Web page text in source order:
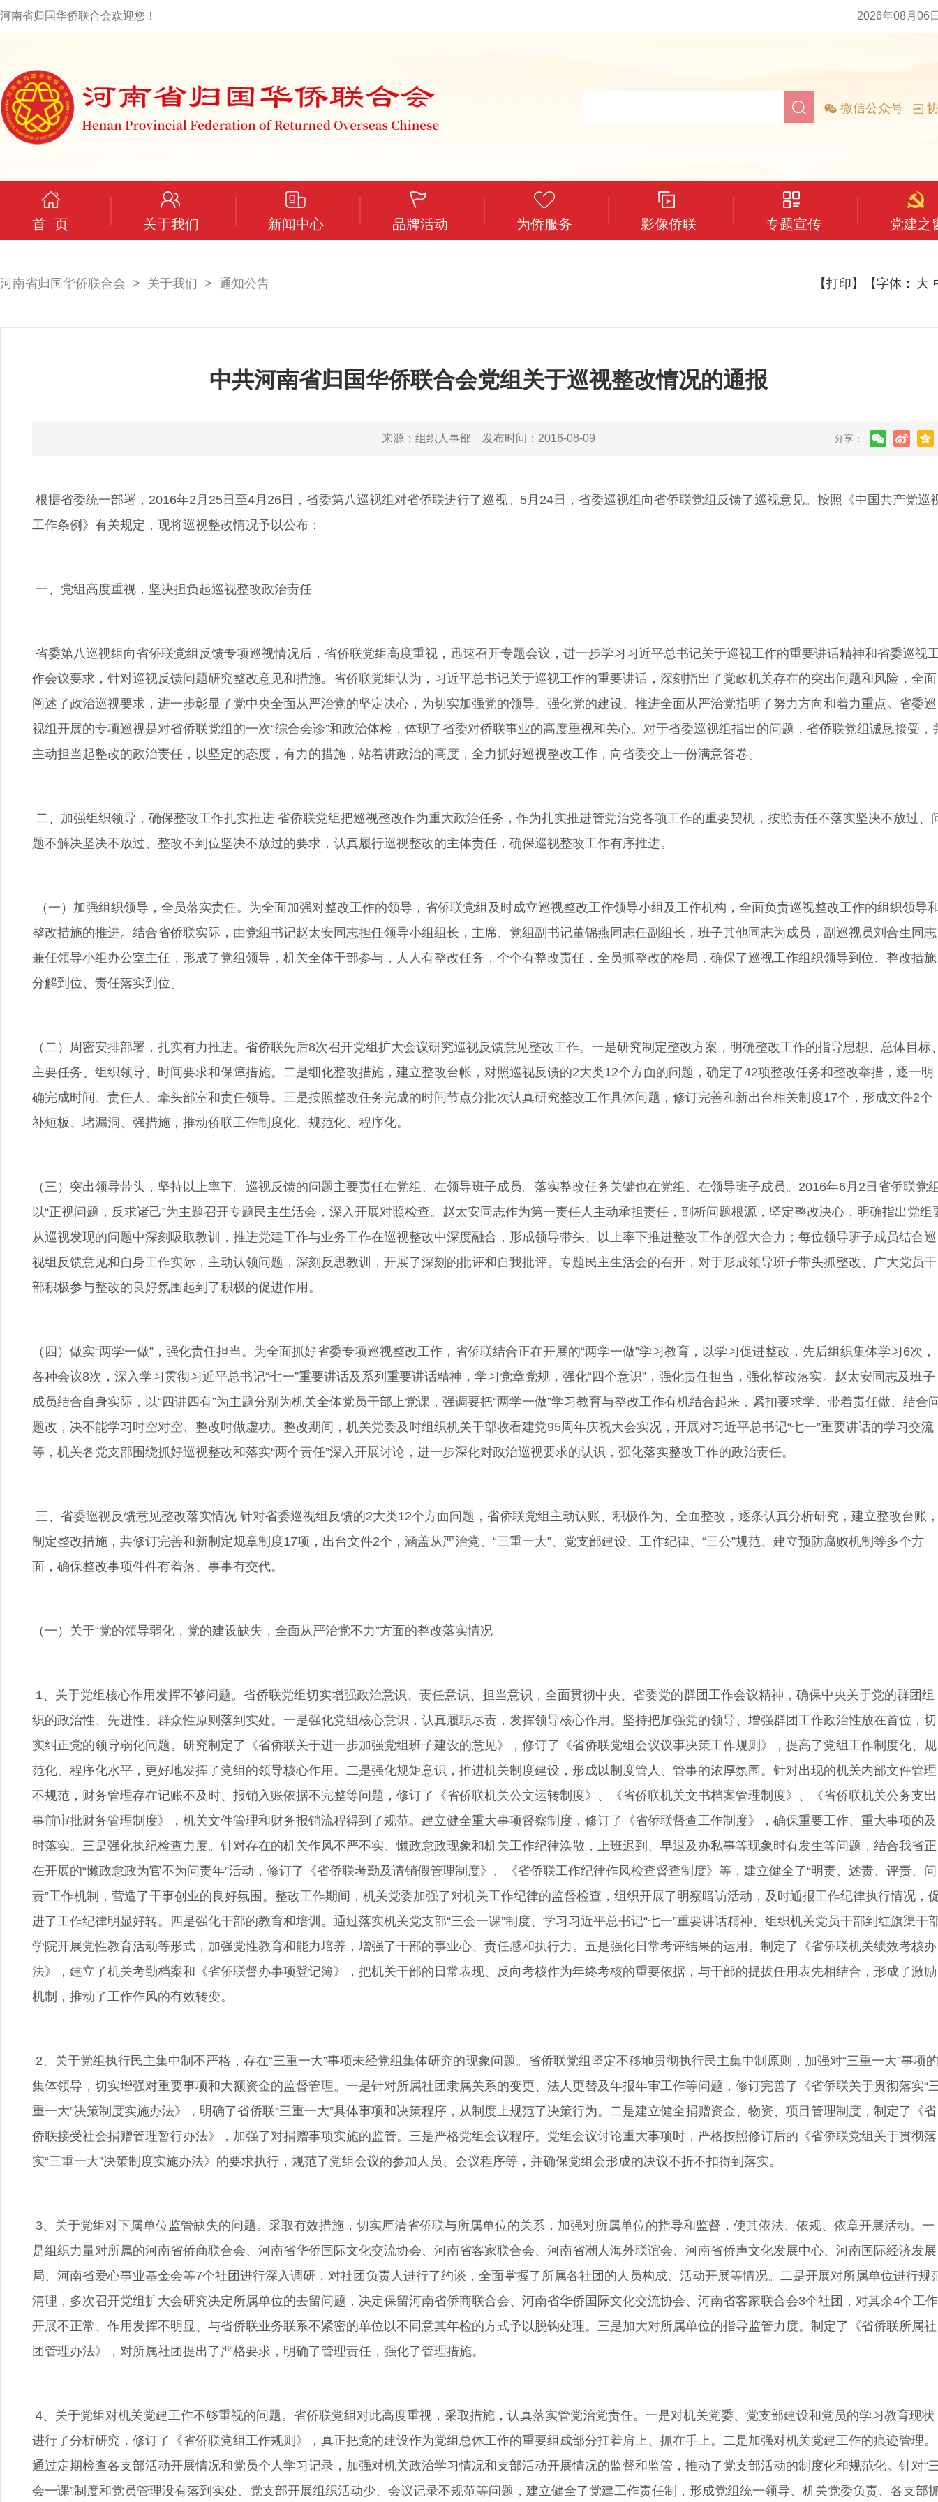
河南省归国华侨联合会欢迎您！ 2026年08月06
微信公众号
首 页 关于我们 新闻中心 品牌活动 为侨服务 影像侨联 专题宣传 党建之
河南省归国华侨联合会 关于我们 通知公告 【打印】 【字体： 大
中共河南省归国华侨联合会党组关于巡视整改情况的通报
来源： 组织人事部 发布时间： 2016-08-09 分享：
根据省委统一部署，2016年2月25日至4月26日，省委第八巡视组对省侨联进行了巡视。5月24日，省委巡视组向省侨联党组反馈了巡视意见。按照《中国共产党巡
工作条例》有关规定，现将巡视整改情况予以公布：
一、党组高度重视，坚决担负起巡视整改政治责任
省委第八巡视组向省侨联党组反馈专项巡视情况后，省侨联党组高度重视，迅速召开专题会议，进一步学习习近平总书记关于巡视工作的重要讲话精神和省委巡视
作会议要求，针对巡视反馈问题研究整改意见和措施。省侨联党组认为，习近平总书记关于巡视工作的重要讲话，深刻指出了党政机关存在的突出问题和风险，全面
阐述了政治巡视要求，进一步彰显了党中央全面从严治党的坚定决心，为切实加强党的领导、强化党的建设、推进全面从严治党指明了努力方向和着力重点。省委巡
视组开展的专项巡视是对省侨联党组的一次“综合会诊”和政治体检，体现了省委对侨联事业的高度重视和关心。对于省委巡视组指出的问题，省侨联党组诚恳接受，
主动担当起整改的政治责任，以坚定的态度，有力的措施，站着讲政治的高度，全力抓好巡视整改工作，向省委交上一份满意答卷。
二、加强组织领导，确保整改工作扎实推进 省侨联党组把巡视整改作为重大政治任务，作为扎实推进管党治党各项工作的重要契机，按照责任不落实坚决不放过、
题不解决坚决不放过、整改不到位坚决不放过的要求，认真履行巡视整改的主体责任，确保巡视整改工作有序推进。
（一）加强组织领导，全员落实责任。为全面加强对整改工作的领导，省侨联党组及时成立巡视整改工作领导小组及工作机构，全面负责巡视整改工作的组织领导
整改措施的推进。结合省侨联实际，由党组书记赵太安同志担任领导小组组长，主席、党组副书记董锦燕同志任副组长，班子其他同志为成员，副巡视员刘合生同志
兼任领导小组办公室主任，形成了党组领导，机关全体干部参与，人人有整改任务，个个有整改责任，全员抓整改的格局，确保了巡视工作组织领导到位、整改措施
分解到位、责任落实到位。
（二）周密安排部署，扎实有力推进。省侨联先后8次召开党组扩大会议研究巡视反馈意见整改工作。一是研究制定整改方案，明确整改工作的指导思想、总体目标
主要任务、组织领导、时间要求和保障措施。二是细化整改措施，建立整改台帐，对照巡视反馈的2大类12个方面的问题，确定了42项整改任务和整改举措，逐一明
确完成时间、责任人、牵头部室和责任领导。三是按照整改任务完成的时间节点分批次认真研究整改工作具体问题，修订完善和新出台相关制度17个，形成文件2个
补短板、堵漏洞、强措施，推动侨联工作制度化、规范化、程序化。
（三）突出领导带头，坚持以上率下。巡视反馈的问题主要责任在党组、在领导班子成员。落实整改任务关键也在党组、在领导班子成员。2016年6月2日省侨联党
以“正视问题，反求诸己”为主题召开专题民主生活会，深入开展对照检查。赵太安同志作为第一责任人主动承担责任，剖析问题根源，坚定整改决心，明确指出党组
从巡视发现的问题中深刻吸取教训，推进党建工作与业务工作在巡视整改中深度融合，形成领导带头、以上率下推进整改工作的强大合力；每位领导班子成员结合巡
视组反馈意见和自身工作实际，主动认领问题，深刻反思教训，开展了深刻的批评和自我批评。专题民主生活会的召开，对于形成领导班子带头抓整改、广大党员干
部积极参与整改的良好氛围起到了积极的促进作用。
（四）做实“两学一做”，强化责任担当。为全面抓好省委专项巡视整改工作，省侨联结合正在开展的“两学一做”学习教育，以学习促进整改，先后组织集体学习6次，
各种会议8次，深入学习贯彻习近平总书记“七一”重要讲话及系列重要讲话精神，学习党章党规，强化“四个意识”，强化责任担当，强化整改落实。赵太安同志及班子
成员结合自身实际，以“四讲四有”为主题分别为机关全体党员干部上党课，强调要把“两学一做”学习教育与整改工作有机结合起来，紧扣要求学、带着责任做、结合
题改，决不能学习时空对空、整改时做虚功。整改期间，机关党委及时组织机关干部收看建党95周年庆祝大会实况，开展对习近平总书记“七一”重要讲话的学习交流
等，机关各党支部围绕抓好巡视整改和落实“两个责任”深入开展讨论，进一步深化对政治巡视要求的认识，强化落实整改工作的政治责任。
三、省委巡视反馈意见整改落实情况 针对省委巡视组反馈的2大类12个方面问题，省侨联党组主动认账、积极作为、全面整改，逐条认真分析研究，建立整改台账
制定整改措施，共修订完善和新制定规章制度17项，出台文件2个，涵盖从严治党、“三重一大”、党支部建设、工作纪律、“三公”规范、建立预防腐败机制等多个方
面，确保整改事项件件有着落、事事有交代。
（一）关于“党的领导弱化，党的建设缺失，全面从严治党不力”方面的整改落实情况
1、关于党组核心作用发挥不够问题。省侨联党组切实增强政治意识、责任意识、担当意识，全面贯彻中央、省委党的群团工作会议精神，确保中央关于党的群团组
织的政治性、先进性、群众性原则落到实处。一是强化党组核心意识，认真履职尽责，发挥领导核心作用。坚持把加强党的领导、增强群团工作政治性放在首位，切
实纠正党的领导弱化问题。研究制定了《省侨联关于进一步加强党组班子建设的意见》，修订了《省侨联党组会议议事决策工作规则》，提高了党组工作制度化、规
范化、程序化水平，更好地发挥了党组的领导核心作用。二是强化规矩意识，推进机关制度建设，形成以制度管人、管事的浓厚氛围。针对出现的机关内部文件管理
不规范，财务管理存在记账不及时、报销入账依据不完整等问题，修订了《省侨联机关公文运转制度》、《省侨联机关文书档案管理制度》、《省侨联机关公务支出
事前审批财务管理制度》，机关文件管理和财务报销流程得到了规范。建立健全重大事项督察制度，修订了《省侨联督查工作制度》，确保重要工作、重大事项的及
时落实。三是强化执纪检查力度。针对存在的机关作风不严不实、懒政怠政现象和机关工作纪律涣散，上班迟到、早退及办私事等现象时有发生等问题，结合我省正
在开展的“懒政怠政为官不为问责年”活动，修订了《省侨联考勤及请销假管理制度》、《省侨联工作纪律作风检查督查制度》等，建立健全了“明责、述责、评责、问
责”工作机制，营造了干事创业的良好氛围。整改工作期间，机关党委加强了对机关工作纪律的监督检查，组织开展了明察暗访活动，及时通报工作纪律执行情况，
进了工作纪律明显好转。四是强化干部的教育和培训。通过落实机关党支部“三会一课”制度、学习习近平总书记“七一”重要讲话精神、组织机关党员干部到红旗渠干
学院开展党性教育活动等形式，加强党性教育和能力培养，增强了干部的事业心、责任感和执行力。五是强化日常考评结果的运用。制定了《省侨联机关绩效考核办
法》，建立了机关考勤档案和《省侨联督办事项登记簿》，把机关干部的日常表现、反向考核作为年终考核的重要依据，与干部的提拔任用表先相结合，形成了激励
机制，推动了工作作风的有效转变。
2、关于党组执行民主集中制不严格，存在“三重一大”事项未经党组集体研究的现象问题。省侨联党组坚定不移地贯彻执行民主集中制原则，加强对“三重一大”事项的
集体领导，切实增强对重要事项和大额资金的监督管理。一是针对所属社团隶属关系的变更、法人更替及年报年审工作等问题，修订完善了《省侨联关于贯彻落实“
重一大”决策制度实施办法》，明确了省侨联“三重一大”具体事项和决策程序，从制度上规范了决策行为。二是建立健全捐赠资金、物资、项目管理制度，制定了《省
侨联接受社会捐赠管理暂行办法》，加强了对捐赠事项实施的监管。三是严格党组会议程序。党组会议讨论重大事项时，严格按照修订后的《省侨联党组关于贯彻落
实“三重一大”决策制度实施办法》的要求执行，规范了党组会议的参加人员、会议程序等，并确保党组会形成的决议不折不扣得到落实。
3、关于党组对下属单位监管缺失的问题。采取有效措施，切实厘清省侨联与所属单位的关系，加强对所属单位的指导和监督，使其依法、依规、依章开展活动。一
是组织力量对所属的河南省侨商联合会、河南省华侨国际文化交流协会、河南省客家联合会、河南省潮人海外联谊会、河南省侨声文化发展中心、河南国际经济发展
局、河南省爱心事业基金会等7个社团进行深入调研，对社团负责人进行了约谈，全面掌握了所属各社团的人员构成、活动开展等情况。二是开展对所属单位进行规
清理，多次召开党组扩大会研究决定所属单位的去留问题，决定保留河南省侨商联合会、河南省华侨国际文化交流协会、河南省客家联合会3个社团，对其余4个工作
开展不正常、作用发挥不明显、与省侨联业务联系不紧密的单位以不同意其年检的方式予以脱钩处理。三是加大对所属单位的指导监管力度。制定了《省侨联所属社
团管理办法》，对所属社团提出了严格要求，明确了管理责任，强化了管理措施。
4、关于党组对机关党建工作不够重视的问题。省侨联党组对此高度重视，采取措施，认真落实管党治党责任。一是对机关党委、党支部建设和党员的学习教育现状
进行了分析研究，修订了《省侨联党组工作规则》，真正把党的建设作为党组总体工作的重要组成部分扛着肩上、抓在手上。二是加强对机关党建工作的痕迹管理。
通过定期检查各支部活动开展情况和党员个人学习记录，加强对机关政治学习情况和支部活动开展情况的监督和监管，推动了党支部活动的制度化和规范化。针对“
会一课”制度和党员管理没有落到实处、党支部开展组织活动少、会议记录不规范等问题，建立健全了党建工作责任制，形成党组统一领导、机关党委负责、各支部